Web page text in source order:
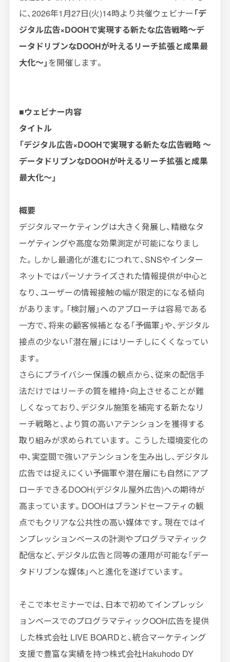
に、 2026年1 月27日(火)14時より共催ウェビナー 「デ
ジタル広告×DOOHで実現する新たな広告戦略～デ
ータドリブンなDOOHが叶えるリーチ拡張と成果最
大化～」 を開催します。
■ウェビナー内容
タイトル
「デジタル広告×DOOHで実現する新たな広告戦略 ～
データドリブンなDOOHが叶えるリーチ拡張と成果
最大化～」
概要
デジタルマーケティングは大きく発展し、精緻なタ
ーゲティングや高度な効果測定が可能になりまし
た。しかし最適化が進むにつれて、 SNSやインター
ネットではパーソナライズされた情報提供が中心と
なり、ユーザーの情報接触の幅が限定的になる傾向
があります。「検討層」へのアプローチは容易である
一方で、将来の顧客候補となる「予備軍」や、デジタル
接点の少ない「潜在層」にはリーチしにくくなってい
ます。
さらにプライバシー保護の観点から、従来の配信手
法だけではリーチの質を維持・向上させることが難
しくなっており、デジタル施策を補完する新たなリ
ーチ戦略と、より質の高いアテンションを獲得する
取り組みが求められています。 こうした環境変化の
中、実空間で強いアテンションを生み出し、デジタル
広告では捉えにくい予備軍や潜在層にも自然にアプ
ローチできるDOOH(デジタル屋外広告)への期待が
高まっています。 DOOHはブランドセーフティの観
点でもクリアな公共性の高い媒体です。現在ではイ
ンプレッションベースの計測やプログラマティック
配信など、デジタル広告と同等の運用が可能な「デー
タドリブンな媒体」へと進化を遂げています。
そこで本セミナーでは、日本で初めてインプレッシ
ョンベースでのプログラマティックOOH広告を提供
した株式会社 LIVE BOARDと、統合マーケティング
支援で豊富な実績を持つ株式会社Hakuhodo DY